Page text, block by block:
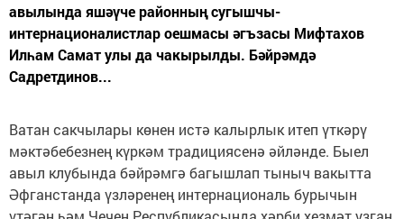
авылында яшәүче районның сугышчы-
интернационалистлар оешмасы әгъзасы Мифтахов
Илһам Самат улы да чакырылды. Бәйрәмдә
Садретдинов...
Ватан сакчылары көнен истә калырлык итеп үткәрү
мәктәбебезнең күркәм традициясенә әйләнде. Быел
авыл клубында бәйрәмгә багышлап тыныч вакытта
Әфганстанда үзләренең интернациональ бурычын